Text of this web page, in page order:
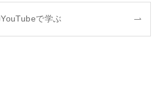
YouTubeで学ぶ